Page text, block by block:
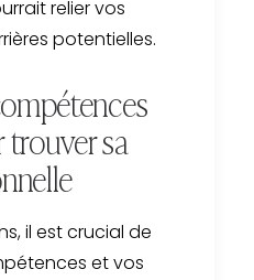
relier vos
potentielles.
sa
il est crucial de
et vos